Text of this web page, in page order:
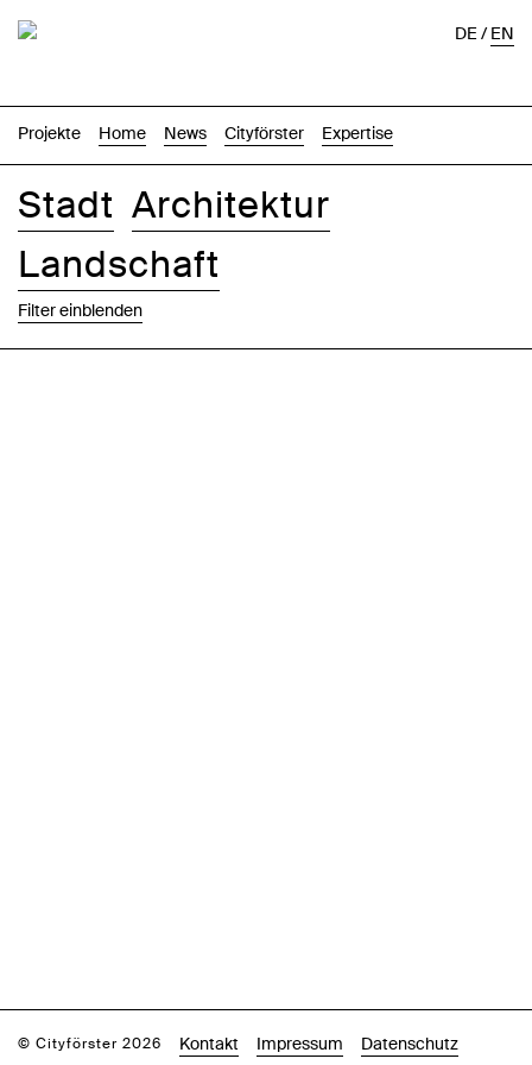
Projekte Home News Cityförster Expertise
DE/EN
Stadt Architektur
Landschaft
Filter einblenden
© Cityförster 2026 Kontakt Impressum Datenschutz